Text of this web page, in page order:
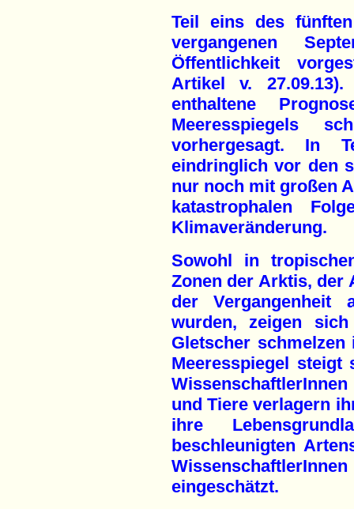
Teil eins des
vergangenen
Öffentlichkeit
Artikel v.
enthaltene
Meeresspiegels
vorhergesagt. In
eindringlich vor den
nur noch mit großen
katastrophalen
Klimaveränderung.
Sowohl in
Zonen der Arktis, der
der Vergangenheit
wurden, zeigen sich
Gletscher
Meeresspiegel
und Tiere verlagern
ihre
beschleunigten
eingeschätzt.